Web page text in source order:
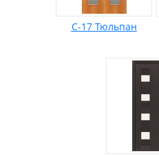
С-17 Тюльпан